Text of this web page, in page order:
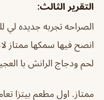
التقرير الثالث:
الصراحه تجربه جديده لي
انصح فيها سمكها ممتاز
لحم ودجاج الرانش با
ممتاز. اول مطعم بيتزا